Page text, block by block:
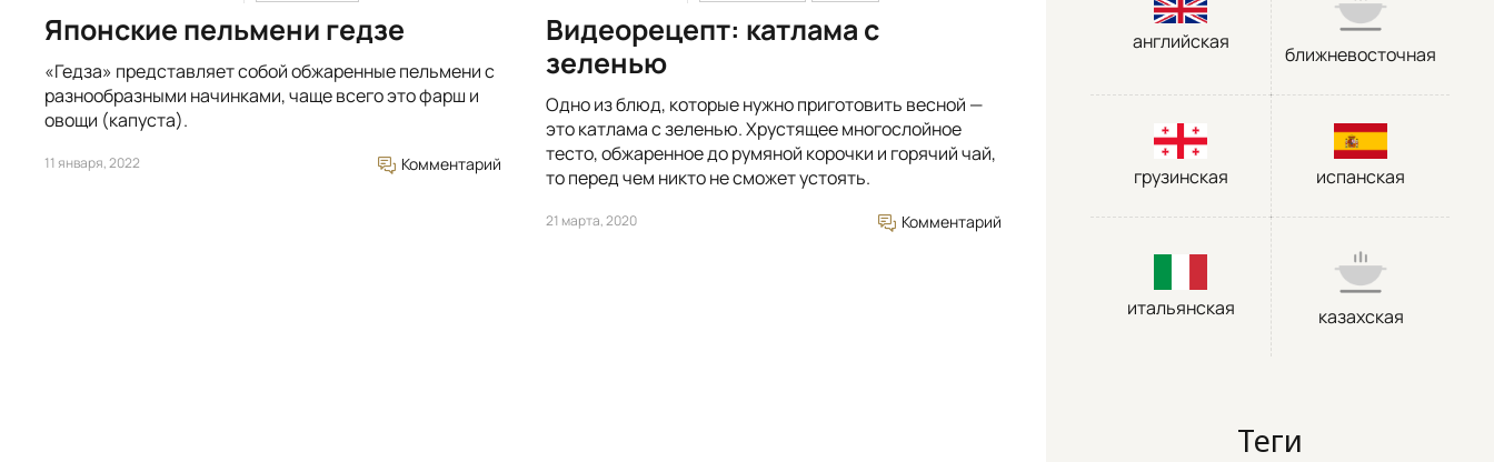
Японские пельмени гедзе
«Гедза» представляет собой обжаренные пельмени с
разнообразными начинками, чаще всего это фарш и
овощи (капуста).
11 января, 2022 Комментарий
Видеорецепт: катлама с
зеленью
Одно из блюд, которые нужно приготовить весной —
это катлама с зеленью. Хрустящее многослойное
тесто, обжаренное до румяной корочки и горячий чай,
то перед чем никто не сможет устоять.
21 марта, 2020 Комментарий
английская
ближневосточная
грузинская испанская
итальянская казахская
Теги